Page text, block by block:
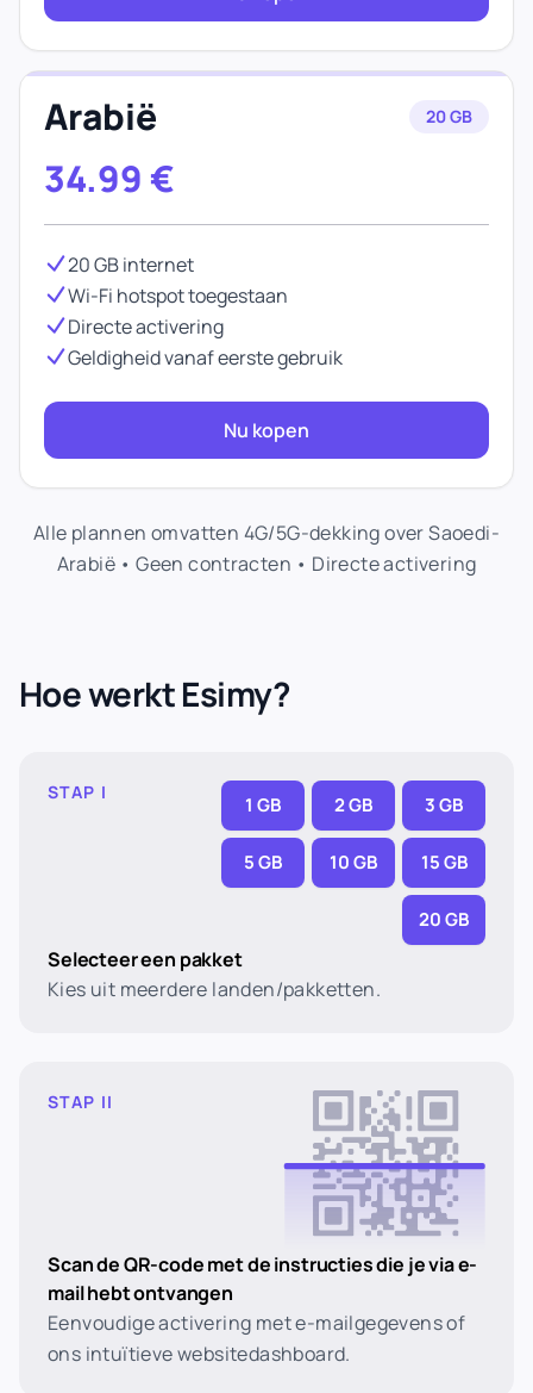
Arabië 20 GB
34.99 €
20 GB internet
Wi-Fi hotspot toegestaan
Directe activering
Geldigheid vanaf eerste gebruik
Nu kopen
Alle plannen omvatten 4G/5G-dekking over Saoedi-
Arabië • Geen contracten • Directe activering
Hoe werkt Esimy?
STAP I
1 GB 2 GB 3 GB
5 GB 10 GB 15 GB
20 GB
Selecteer een pakket
Kies uit meerdere landen/pakketten.
STAP II
Scan de QR-code met de instructies die je via e-
mail hebt ontvangen
Eenvoudige activering met e-mailgegevens of
ons intuïtieve websitedashboard.